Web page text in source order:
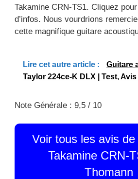
Takamine CRN-TS1. Cliquez pour
d’infos. Nous vourdrions
cette magnifique guitare
Lire cet autre article :
Guitare
Taylor 224ce-K DLX | Test,
Note Générale : 9,5 / 10
Voir tous les avis
Takamine CRN-
Thomann